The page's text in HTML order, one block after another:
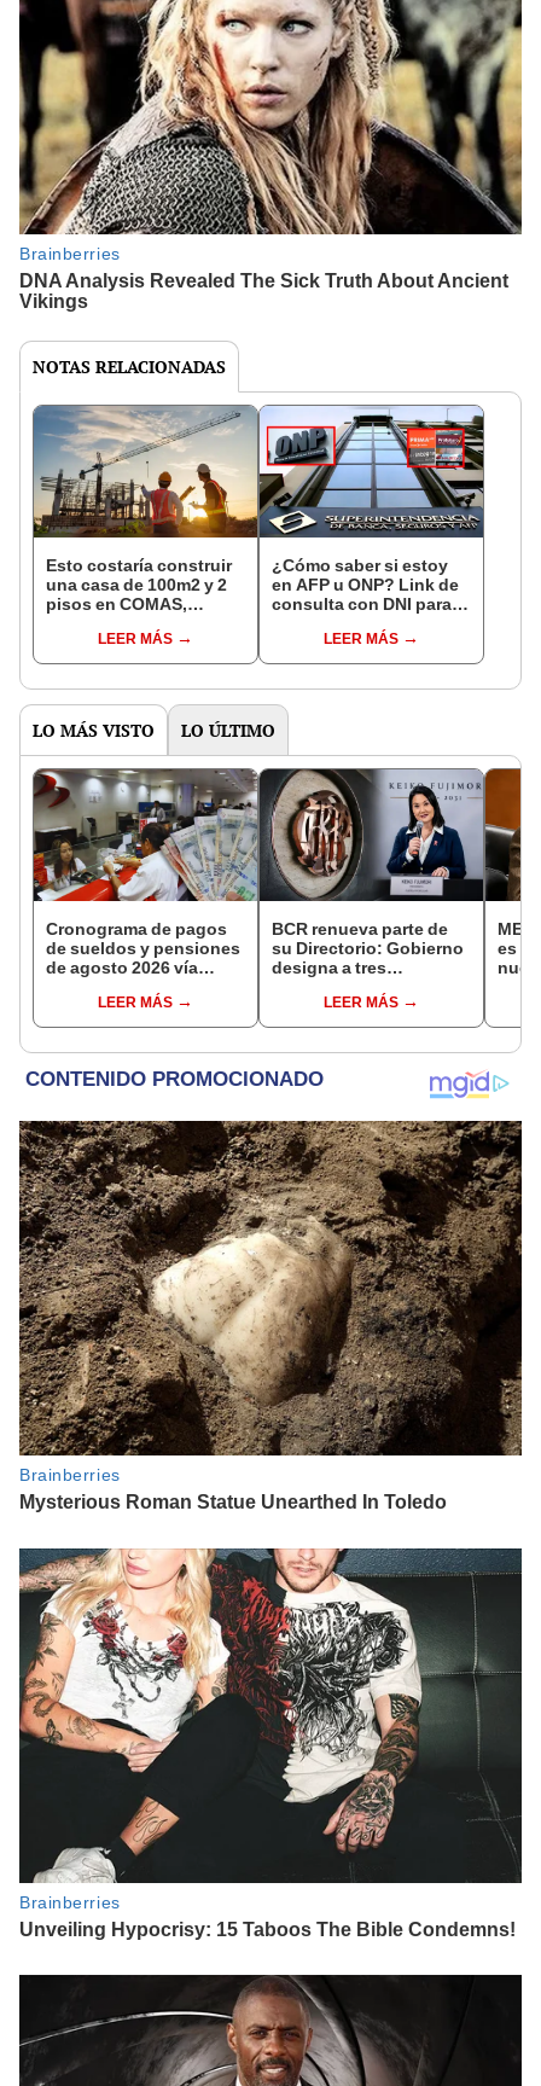
NOTAS RELACIONADAS
Esto costaría construir
una casa de 100m2 y 2
pisos en COMAS,
distritos de LIMA
NORTE
LEER MÁS
¿Cómo saber si estoy
en AFP u ONP? Link de
consulta con DNI para
pensiones estás
LEER MÁS
LO MÁS VISTO LO ÚLTIMO
Cronograma de pagos
de sueldos y pensiones
de agosto 2026 vía
conoce las fechas de
depósito
LEER MÁS
BCR renueva parte de
su Directorio: Gobierno
designa a tres
EjecutivoLEER MÁS
es